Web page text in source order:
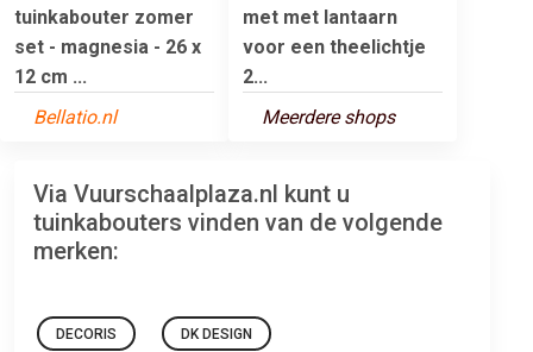
tuinkabouter zomer
set - magnesia - 26 x
12 cm ...
Bellatio.nl
met met lantaarn
voor een theelichtje
2...
Meerdere shops
Via Vuurschaalplaza.nl kunt u
tuinkabouters vinden van de volgende
merken:
DECORIS DK DESIGN